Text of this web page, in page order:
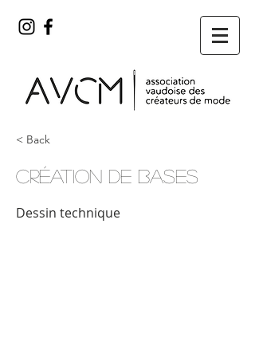
< Back
Création de bases
Dessin technique